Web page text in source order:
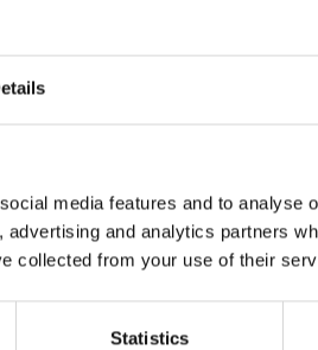
media features and to analyse
and analytics partners
collected from your use of their
Statistics